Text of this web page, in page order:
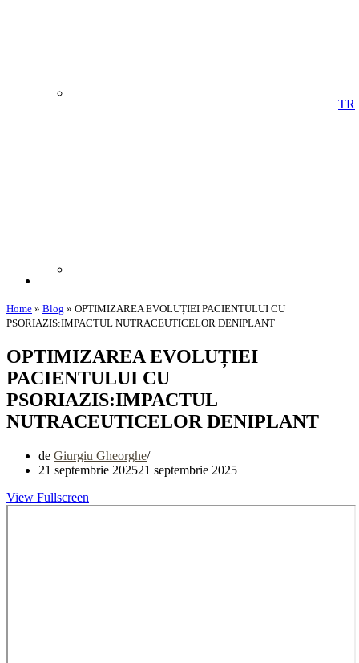
TR
Home » Blog » OPTIMIZAREA EVOLUȚIEI PACIENTULUI CU
PSORIAZIS:IMPACTUL NUTRACEUTICELOR DENIPLANT
OPTIMIZAREA EVOLUȚIEI
PACIENTULUI CU
PSORIAZIS:IMPACTUL
NUTRACEUTICELOR DENIPLANT
de Giurgiu Gheorghe
21 septembrie 202521 septembrie 2025
View Fullscreen
Skip